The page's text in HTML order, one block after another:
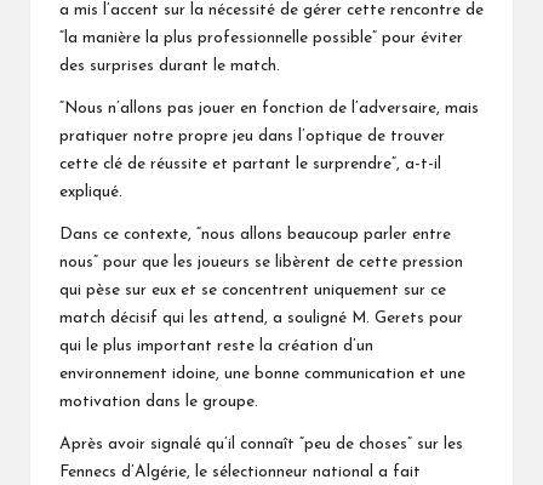
a mis l’accent sur la nécessité de gérer cette rencontre de
“la manière la plus professionnelle possible” pour éviter
des surprises durant le match.
“Nous n’allons pas jouer en fonction de l’adversaire, mais
pratiquer notre propre jeu dans l’optique de trouver
cette clé de réussite et partant le surprendre”, a-t-il
expliqué.
Dans ce contexte, “nous allons beaucoup parler entre
nous” pour que les joueurs se libèrent de cette pression
qui pèse sur eux et se concentrent uniquement sur ce
match décisif qui les attend, a souligné M. Gerets pour
qui le plus important reste la création d’un
environnement idoine, une bonne communication et une
motivation dans le groupe.
Après avoir signalé qu’il connaît “peu de choses” sur les
Fennecs d’Algérie, le sélectionneur national a fait